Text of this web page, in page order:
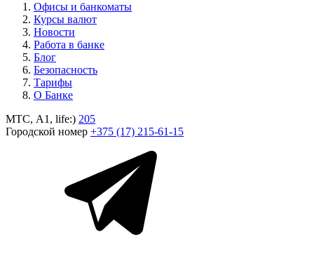
Офисы и банкоматы
Курсы валют
Новости
Работа в банке
Блог
Безопасность
Тарифы
О Банке
МТС, A1, life:) 205
Городской номер +375 (17) 215-61-15